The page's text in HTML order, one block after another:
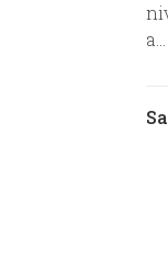
a...